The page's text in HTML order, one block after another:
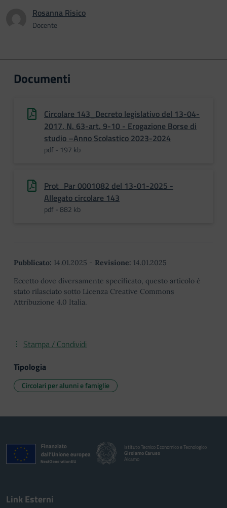
Rosanna Risico
Docente
Documenti
Circolare 143_Decreto legislativo del 13-04-
2017, N. 63-art. 9-10 - Erogazione Borse di
studio –Anno Scolastico 2023-2024
pdf - 197 kb
Prot_Par 0001082 del 13-01-2025 -
Allegato circolare 143
pdf - 882 kb
Pubblicato: 14.01.2025 - Revisione: 14.01.2025
Eccetto dove diversamente specificato, questo articolo è
stato rilasciato sotto Licenza Creative Commons
Attribuzione 4.0 Italia.
Stampa / Condividi
Tipologia
Circolari per alunni e famiglie
Istituto Tecnico Economico e Tecnologico
Girolamo Caruso
Alcamo
Link Esterni